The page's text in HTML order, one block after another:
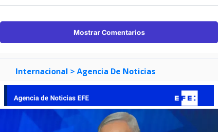
Mostrar Comentarios
Internacional > Agencia De Noticias